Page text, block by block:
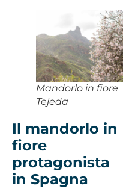
Mandorlo in fiore
Tejeda
Il mandorlo in
fiore
protagonista
in Spagna